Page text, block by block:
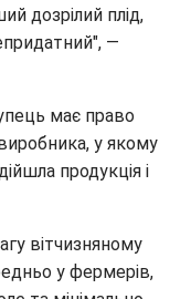
дозрілий плід,
—
має право
у якому
продукція і
вітчизняному
у фермерів,